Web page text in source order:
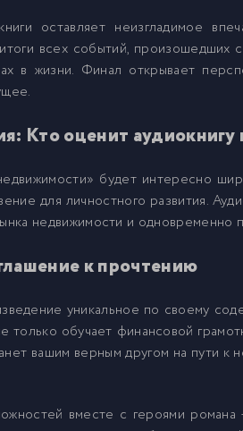
оставляет неизгладимое
всех событий, произошедших
в жизни. Финал открывает
Кто оценит
будет интересно
для личностного развития.
недвижимости и одновременно
к прочтению
уникальное по своему
только обучает финансовой
вашим верным другом на пути
вместе с героями